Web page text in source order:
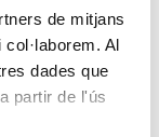
de mitjans
Al
dades que
partir de l'ús
de
de